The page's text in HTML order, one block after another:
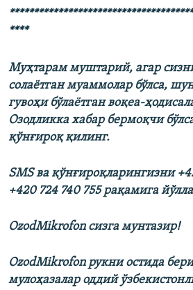
****
Муҳтарам муштарий, агар
солаётган муаммолар бўлса,
гувоҳи бўлаётган воқеа-
Озодликка хабар бермоқчи
қўнғироқ қилинг.
SMS ва қўнғироқларингизни
+420 724 740 755 рақамига
OzodMikrofon сизга мунтазир!
OzodMikrofon рукни остида
мулоҳазалар оддий